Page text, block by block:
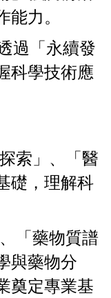
力。
過「永續發
科學技術應
索」、「醫
礎，理解科
「藥物質譜
與藥物分
奠定專業基